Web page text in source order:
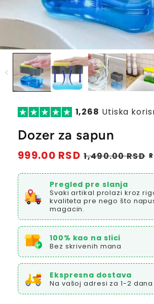
1,268 Utiska
Dozer za sapun
Redovna
cena
999.00 RSD Prodajna
cena
1,490.00 RSD
Pregled pre slanja
Svaki artikal prolazi kroz
kvaliteta pre nego što
magacin.
100% kao na slici
Bez skrivenih mana
Ekspresna dostava
Na vašoj adresi za 1-2 dana